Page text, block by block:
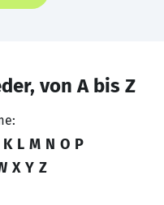
von A bis Z
K L M N O P
X Y Z